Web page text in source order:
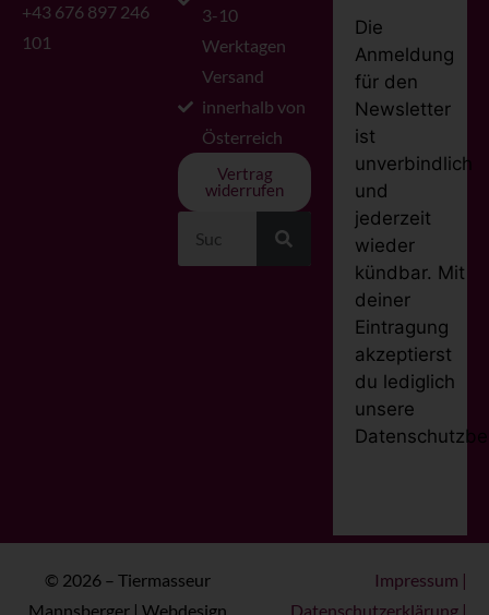
+43 676 897 246
101
3-10
Werktagen
Versand
innerhalb von
Österreich
Vertrag
widerrufen
Die
Anmeldung
für den
Newsletter
ist
unverbindlich
und
jederzeit
wieder
kündbar. Mit
deiner
Eintragung
akzeptierst
du lediglich
unsere
© 2026 – Tiermasseur
Mannsberger | Webdesign
Impressum |
Datenschutzerklärung |